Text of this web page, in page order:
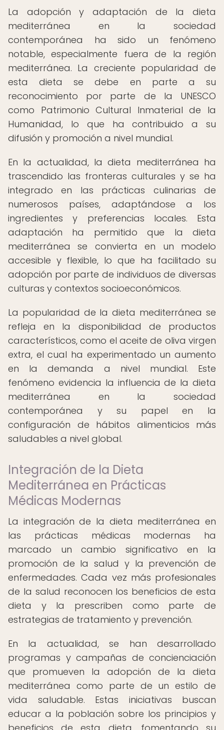
La adopción y adaptación de la dieta
mediterránea en la sociedad
contemporánea ha sido un fenómeno
notable, especialmente fuera de la región
mediterránea. La creciente popularidad de
esta dieta se debe en parte a su
reconocimiento por parte de la UNESCO
como Patrimonio Cultural Inmaterial de la
Humanidad, lo que ha contribuido a su
difusión y promoción a nivel mundial.
En la actualidad, la dieta mediterránea ha
trascendido las fronteras culturales y se ha
integrado en las prácticas culinarias de
numerosos países, adaptándose a los
ingredientes y preferencias locales. Esta
adaptación ha permitido que la dieta
mediterránea se convierta en un modelo
accesible y flexible, lo que ha facilitado su
adopción por parte de individuos de diversas
culturas y contextos socioeconómicos.
La popularidad de la dieta mediterránea se
refleja en la disponibilidad de productos
característicos, como el aceite de oliva virgen
extra, el cual ha experimentado un aumento
en la demanda a nivel mundial. Este
fenómeno evidencia la influencia de la dieta
mediterránea en la sociedad
contemporánea y su papel en la
configuración de hábitos alimenticios más
saludables a nivel global.
Integración de la Dieta
Mediterránea en Prácticas
Médicas Modernas
La integración de la dieta mediterránea en
las prácticas médicas modernas ha
marcado un cambio significativo en la
promoción de la salud y la prevención de
enfermedades. Cada vez más profesionales
de la salud reconocen los beneficios de esta
dieta y la prescriben como parte de
estrategias de tratamiento y prevención.
En la actualidad, se han desarrollado
programas y campañas de concienciación
que promueven la adopción de la dieta
mediterránea como parte de un estilo de
vida saludable. Estas iniciativas buscan
educar a la población sobre los principios y